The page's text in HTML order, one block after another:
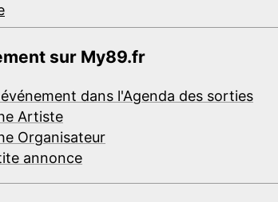
sur My89.fr
dans l'Agenda des sorties
Artiste
Organisateur
annonce